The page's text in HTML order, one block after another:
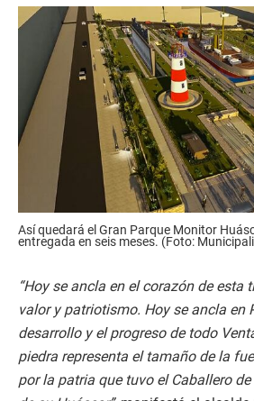
Así quedará el Gran Parque Monitor
entregada en seis meses. (Foto:
“Hoy se ancla en el corazón de esta
valor y patriotismo. Hoy se ancla en
desarrollo y el progreso de todo
piedra representa el tamaño de la
por la patria que tuvo el Caballero